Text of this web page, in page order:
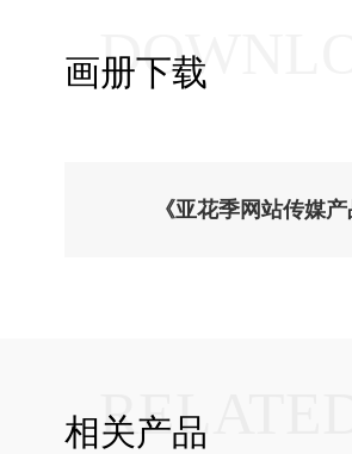
画册下载
《亚花季网站传媒产
相关产品
RELATED